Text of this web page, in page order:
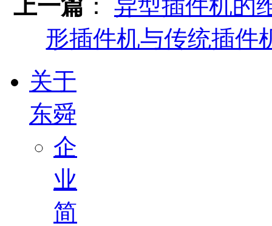
上一篇 ： 异型插件机的
形插件机与传统插件
关于
东舜
企
业
简